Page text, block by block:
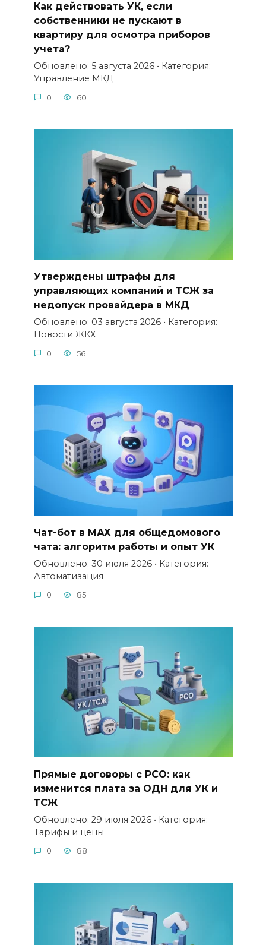
Как действовать УК, если
собственники не пускают в
квартиру для осмотра приборов
учета?
Обновлено: 5 августа 2026 • Категория:
Управление МКД
0 60
Утверждены штрафы для
управляющих компаний и ТСЖ за
недопуск провайдера в МКД
Обновлено: 03 августа 2026 • Категория:
Новости ЖКХ
0 56
Чат-бот в МАХ для общедомового
чата: алгоритм работы и опыт УК
Обновлено: 30 июля 2026 • Категория:
Автоматизация
0 85
Прямые договоры с РСО: как
изменится плата за ОДН для УК и
ТСЖ
Обновлено: 29 июля 2026 • Категория:
Тарифы и цены
0 88